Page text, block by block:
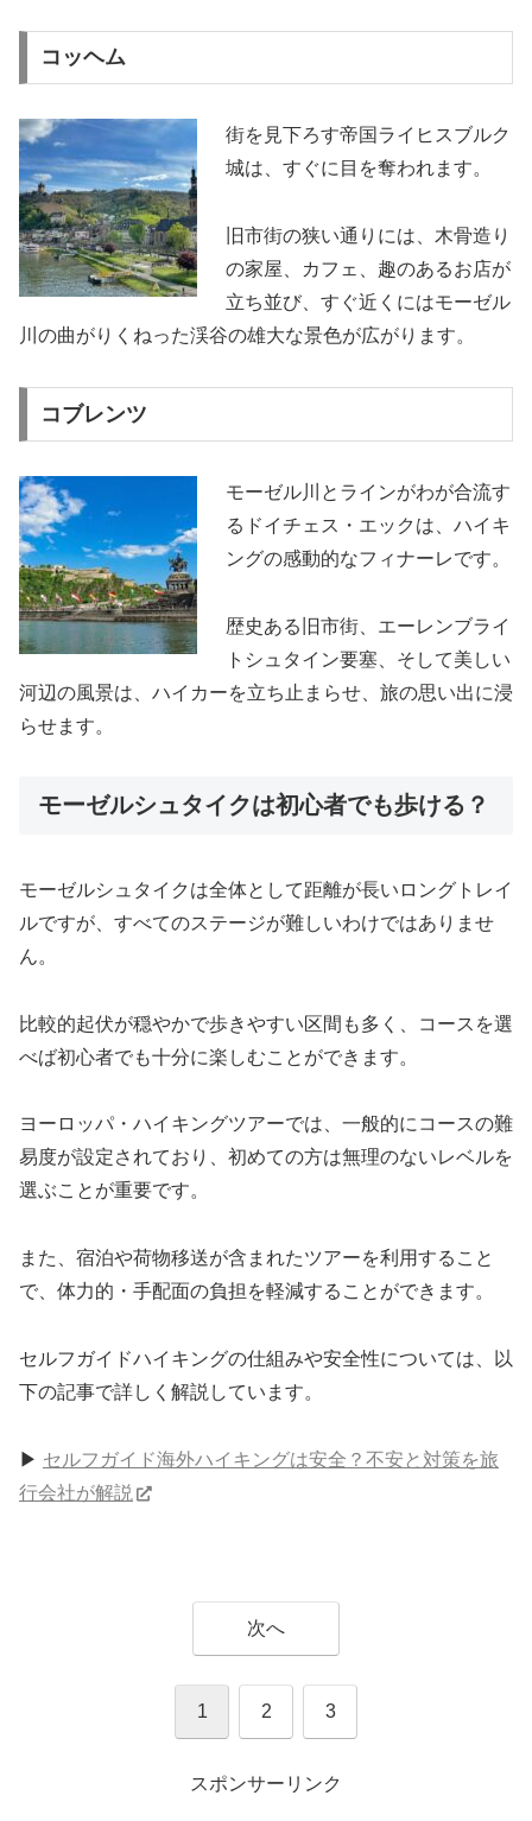
コッヘム
街を見下ろす帝国ライヒスブルク
城は、すぐに目を奪われます。
旧市街の狭い通りには、木骨造り
の家屋、カフェ、趣のあるお店が
立ち並び、すぐ近くにはモーゼル
川の曲がりくねった渓谷の雄大な景色が広がります。
コブレンツ
モーゼル川とラインがわが合流す
るドイチェス・エックは、ハイキ
ングの感動的なフィナーレです。
歴史ある旧市街、エーレンブライ
トシュタイン要塞、そして美しい
河辺の風景は、ハイカーを立ち止まらせ、旅の思い出に浸
らせます。
モーゼルシュタイクは初心者でも歩ける？
モーゼルシュタイクは全体として距離が長いロングトレイ
ルですが、すべてのステージが難しいわけではありませ
ん。
比較的起伏が穏やかで歩きやすい区間も多く、コースを選
べば初心者でも十分に楽しむことができます。
ヨーロッパ・ハイキングツアーでは、一般的にコースの難
易度が設定されており、初めての方は無理のないレベルを
選ぶことが重要です。
また、宿泊や荷物移送が含まれたツアーを利用すること
で、体力的・手配面の負担を軽減することができます。
セルフガイドハイキングの仕組みや安全性については、以
下の記事で詳しく解説しています。
▶︎ セルフガイド海外ハイキングは安全？不安と対策を旅
行会社が解説
次へ
1 2 3
スポンサーリンク